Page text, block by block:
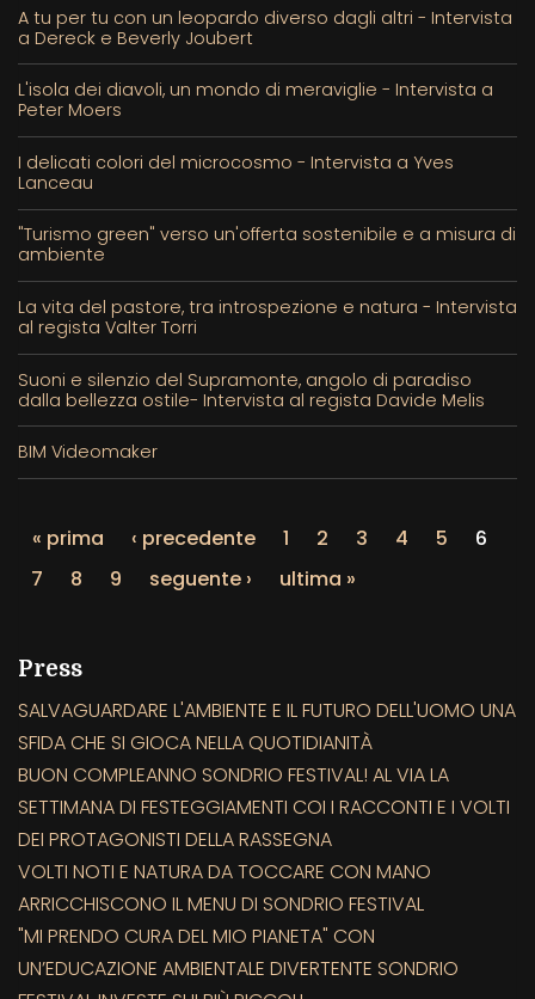
A tu per tu con un leopardo diverso dagli altri - Intervista
a Dereck e Beverly Joubert
L'isola dei diavoli, un mondo di meraviglie - Intervista a
Peter Moers
I delicati colori del microcosmo - Intervista a Yves
Lanceau
"Turismo green" verso un'offerta sostenibile e a misura di
ambiente
La vita del pastore, tra introspezione e natura - Intervista
al regista Valter Torri
Suoni e silenzio del Supramonte, angolo di paradiso
dalla bellezza ostile- Intervista al regista Davide Melis
BIM Videomaker
« prima ‹ precedente 1 2 3 4 5
6
7
8 9 seguente › ultima »
Press
SALVAGUARDARE L'AMBIENTE E IL FUTURO DELL'UOMO UNA
SFIDA CHE SI GIOCA NELLA QUOTIDIANITÀ
BUON COMPLEANNO SONDRIO FESTIVAL! AL VIA LA
SETTIMANA DI FESTEGGIAMENTI COI I RACCONTI E I VOLTI
DEI PROTAGONISTI DELLA RASSEGNA
VOLTI NOTI E NATURA DA TOCCARE CON MANO
ARRICCHISCONO IL MENU DI SONDRIO FESTIVAL
"MI PRENDO CURA DEL MIO PIANETA" CON
UN’EDUCAZIONE AMBIENTALE DIVERTENTE SONDRIO